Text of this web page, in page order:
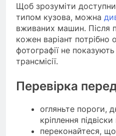
Щоб зрозуміти
типом кузова, можна
вживаних машин. Після
кожен варіант потрібно
фотографії не
трансмісії.
Перевірка
огляньте пороги,
кріплення
переконайтеся,